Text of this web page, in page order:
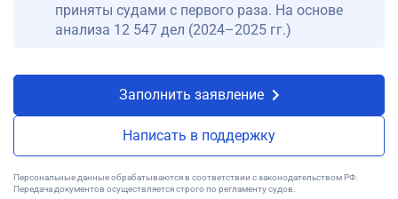
приняты судами с первого раза. На основе
анализа 12 547 дел (2024–2025 гг.)
Заполнить заявление
Написать в поддержку
Персональные данные обрабатываются в соответствии с законодательством РФ.
Передача документов осуществляется строго по регламенту судов.